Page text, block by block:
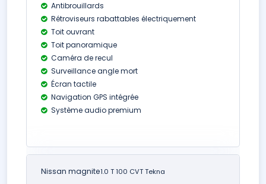
Antibrouillards
Rétroviseurs rabattables électriquement
Toit ouvrant
Toit panoramique
Caméra de recul
Surveillance angle mort
Écran tactile
Navigation GPS intégrée
Système audio premium
Nissan magnite1.0 T 100 CVT Tekna